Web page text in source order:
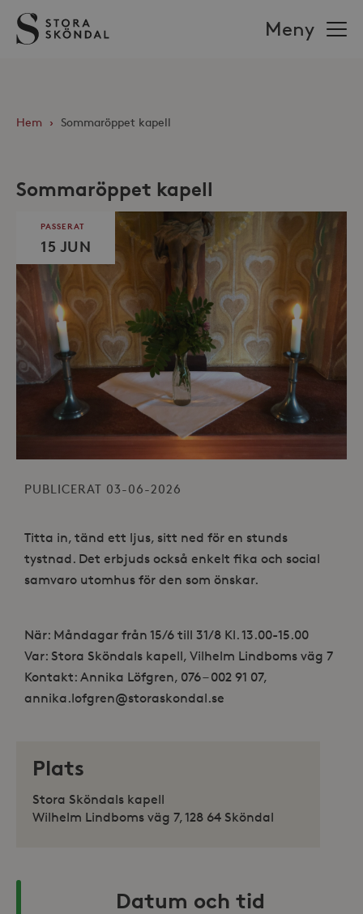
Stora
Sköndal
Meny
Hem › Sommaröppet kapell
Sommaröppet kapell
PASSERAT
15 JUN
PUBLICERAT 03-06-2026
Titta in, tänd ett ljus, sitt ned för en stunds
tystnad. Det erbjuds också enkelt fika och social
samvaro utomhus för den som önskar.
När: Måndagar från 15/6 till 31/8 Kl. 13.00-15.00
Var: Stora Sköndals kapell, Vilhelm Lindboms väg 7
Kontakt: Annika Löfgren, 076 – 002 91 07,
annika.lofgren@storaskondal.se
Plats
Stora Sköndals kapell
Wilhelm Lindboms väg 7, 128 64 Sköndal
Datum och tid